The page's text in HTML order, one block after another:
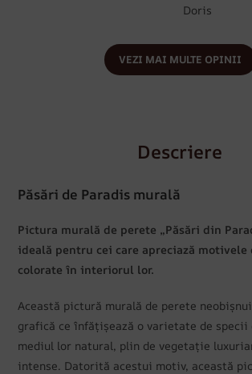
Doris
VEZI MAI MULTE OPINII
Descriere
Păsări de Paradis murală
Pictura murală de perete „Păsări din
ideală pentru cei care apreciază motivele
colorate în interiorul lor.
Această pictură murală de perete
grafică ce înfățișează o varietate de specii
mediul lor natural, plin de vegetație
intense. Datorită acestui motiv, această